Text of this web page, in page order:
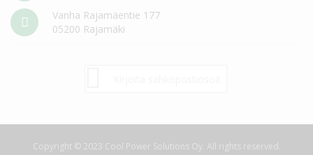
Vanha Rajamäentie 177
05200 Rajamäki
Copyright © 2023 Cool Power Solutions Oy. All rights reserved.